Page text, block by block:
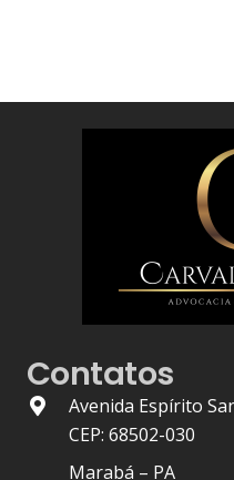
Contatos
Avenida Espírito
CEP: 68502-030
Marabá – PA